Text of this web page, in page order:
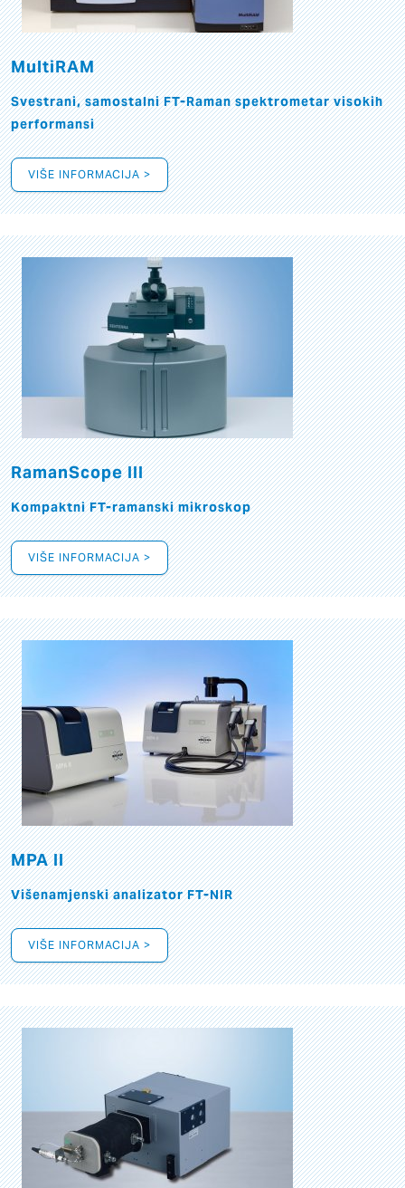
MultiRAM
Svestrani, samostalni FT-Raman spektrometar visokih
performansi
VIŠE INFORMACIJA >
RamanScope III
Kompaktni FT-ramanski mikroskop
VIŠE INFORMACIJA >
MPA II
Višenamjenski analizator FT-NIR
VIŠE INFORMACIJA >